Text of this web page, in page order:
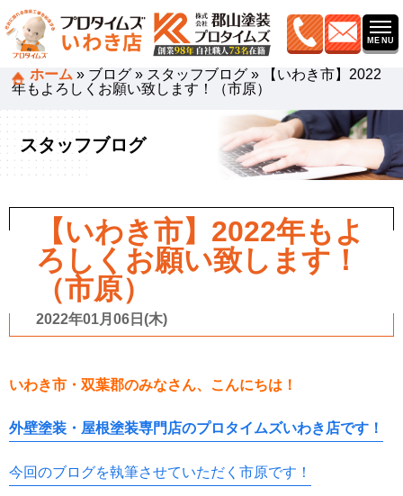
ホーム » ブログ » スタッフブログ »
【いわき市】2022
年もよろしくお願い致します！（市原）
スタッフブログ
【いわき市】2022年もよ
ろしくお願い致します！
（市原）
2022年01月06日(木)
いわき市・双葉郡のみなさん、こんにちは！
外壁塗装・屋根塗装専門店のプロタイムズいわき店です！
今回のブログを執筆させていただく市原です！